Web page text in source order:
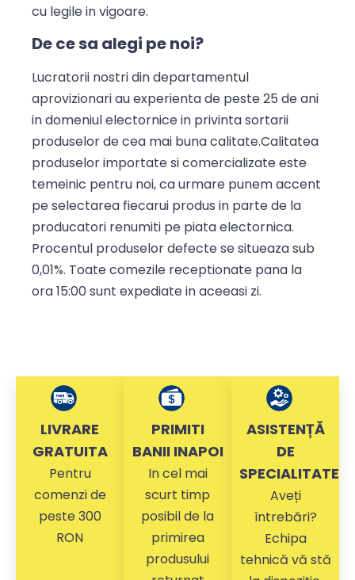
cu legile in vigoare.
De ce sa alegi pe noi?
Lucratorii nostri din departamentul
aprovizionari au experienta de peste 25 de ani
in domeniul electornice in privinta sortarii
produselor de cea mai buna calitate.Calitatea
produselor importate si comercializate este
temeinic pentru noi, ca urmare punem accent
pe selectarea fiecarui produs in parte de la
producatori renumiti pe piata electornica.
Procentul produselor defecte se situeaza sub
0,01%. Toate comezile receptionate pana la
ora 15:00 sunt expediate in aceeasi zi.
LIVRARE
GRATUITA
Pentru
comenzi de
peste 300
RON
PRIMITI
BANII INAPOI
In cel mai
scurt timp
posibil de la
primirea
produsului
ASISTENȚĂ
DE
SPECIALITATE
Aveți
întrebări?
Echipa
tehnică vă stă